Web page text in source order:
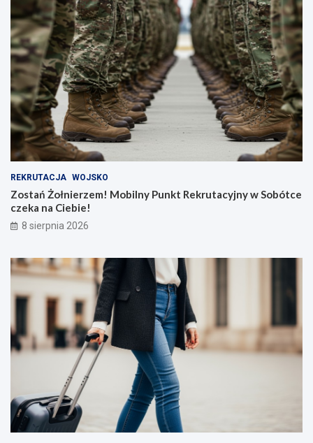
REKRUTACJA WOJSKO
Zostań Żołnierzem! Mobilny Punkt Rekrutacyjny w Sobótce
czeka na Ciebie!
8 sierpnia 2026